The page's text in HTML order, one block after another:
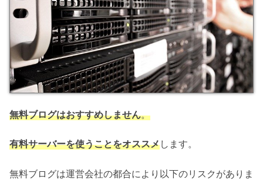
無料ブログはおすすめしません。
有料サーバーを使うことをオススメします。
無料ブログは運営会社の都合により以下のリスクがありま